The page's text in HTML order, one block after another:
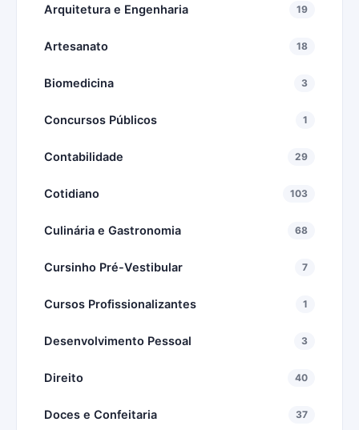
Arquitetura e Engenharia 19
Artesanato 18
Biomedicina 3
Concursos Públicos 1
Contabilidade 29
Cotidiano 103
Culinária e Gastronomia 68
Cursinho Pré-Vestibular 7
Cursos Profissionalizantes 1
Desenvolvimento Pessoal 3
Direito 40
Doces e Confeitaria 37